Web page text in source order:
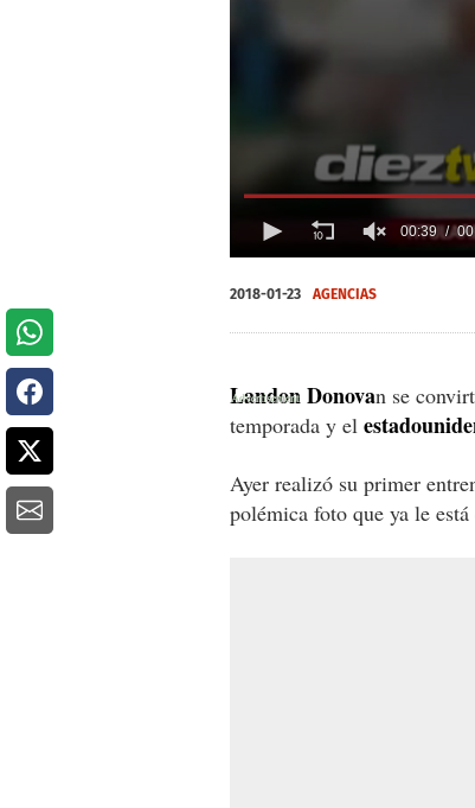
seconds
of
00:39
2018-01-23 AGENCIAS
Landon Donovan se
temporada y el
Ayer realizó su primer
polémica foto que ya le